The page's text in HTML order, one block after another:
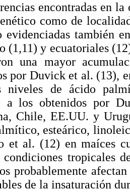
encontradas en
como de
evidenciadas también
(1,11) y ecuatoriales
una mayor
por Duvick et al. (13),
niveles de ácido
a los obtenidos por
Chile, EE.UU. y
esteárico,
et al. (12) en maíces
condiciones tropicales
probablemente
de la insaturación